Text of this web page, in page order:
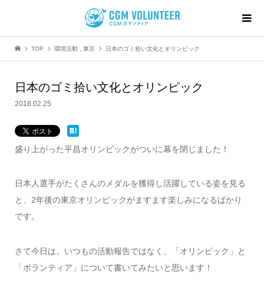
TOP 環境活動 東京 日本のゴミ拾い文化とオリンピック
日本のゴミ拾い文化とオリンピック
2018.02.25
盛り上がった平昌オリンピックがついに幕を閉じました！
日本人選手がたくさんのメダルを獲得し活躍している姿を見る
と、2年後の東京オリンピックがますます楽しみになるばかり
です。
さて今日は、いつもの活動報告ではなく、「オリンピック」と
「ボランティア」について書いてみたいと思います！